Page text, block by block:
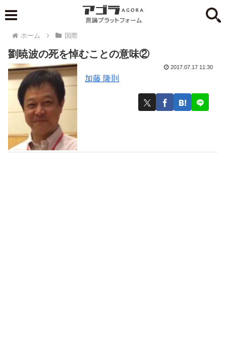
ホーム 国際
劉暁波の死を悼むことの意味②
加藤 隆則
2017.07.17 11:30